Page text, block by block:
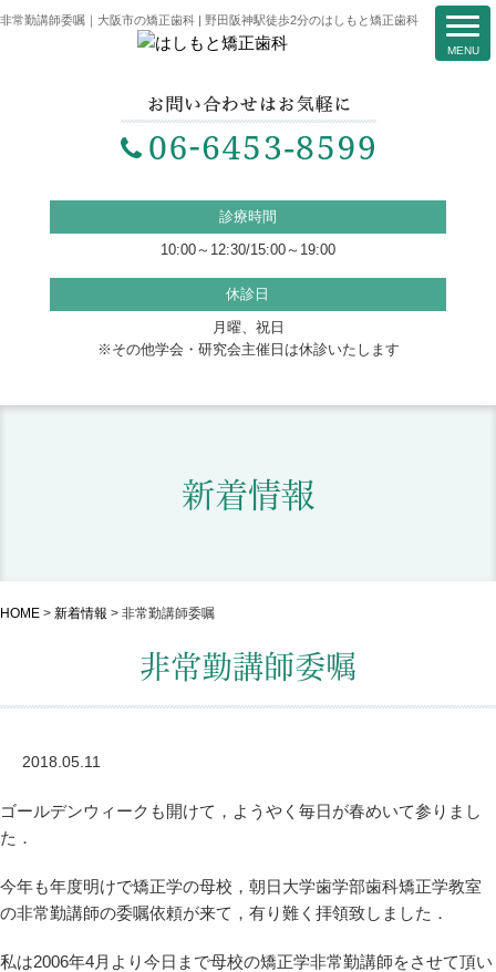
非常勤講師委嘱｜大阪市の矯正歯科 | 野田阪神駅徒歩2分のはしもと矯正歯科
診療時間
10:00～12:30/15:00～19:00
休診日
月曜、祝日
※その他学会・研究会主催日は休診いたします
新着情報
HOME > 新着情報 > 非常勤講師委嘱
非常勤講師委嘱
2018.05.11
ゴールデンウィークも開けて，ようやく毎日が春めいて参りまし
た．
今年も年度明けで矯正学の母校，朝日大学歯学部歯科矯正学教室
の非常勤講師の委嘱依頼が来て，有り難く拝領致しました．
私は2006年4月より今日まで母校の矯正学非常勤講師をさせて頂い